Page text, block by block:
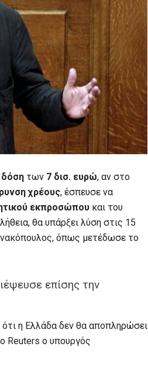
δόση των 7 δισ. ευρώ, αν στο
χρέους, έσπευσε να
εκπροσώπου και του
θα υπάρξει λύση στις 15
όπως μετέδωσε το
επίσης την
η Ελλάδα δεν θα αποπληρώσει
Reuters ο υπουργός